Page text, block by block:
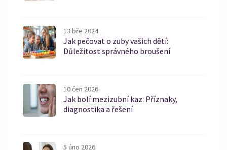
13 bře 2024
Jak pečovat o zuby vašich dětí:
Důležitost správného broušení
10 čen 2026
Jak bolí mezizubní kaz: Příznaky,
diagnostika a řešení
5 úno 2026